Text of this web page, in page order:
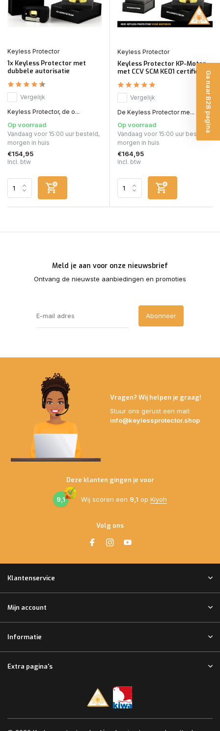
Keyless Protector
1x Keyless Protector met
dubbele autorisatie
Vergelijk
Keyless Protector, de o...
Op voorraad
Vandaag voor 15:00 uur besteld,
morgen in huis
€154,95
Incl. btw
Keyless Protector
Keyless Protector KP-Motor
met CCV SCM KE01 certificaat
Vergelijk
De Keyless Protector me...
Op voorraad
Vandaag voor 15:00 uur besteld,
morgen in huis
€164,95
Incl. btw
Meld je aan voor onze nieuwsbrief
Ontvang de nieuwste aanbiedingen en promoties
Abonneer
Vragen? Wij helpen je graag!
Stuur ons gerust een mail:
info@keylessprotector.shop
Deze klanten gingen je voor
9,1 Wij scoren een 9,1 op Kiyoh
Volg ons
Klantenservice
Mijn account
Informatie
Extra pagina's
Ga naar B2B pagina